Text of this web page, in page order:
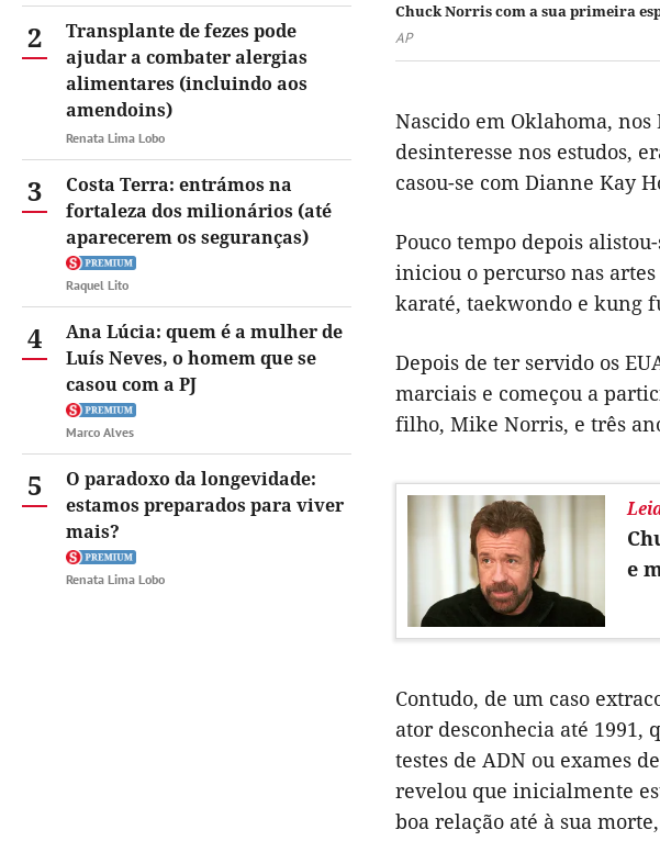
2
Transplante de fezes pode
ajudar a combater alergias
alimentares (incluindo aos
amendoins)
Renata Lima Lobo
3
Costa Terra: entrámos na
fortaleza dos milionários (até
aparecerem os seguranças)
Raquel Lito
4
Ana Lúcia: quem é a mulher de
Luís Neves, o homem que se
casou com a PJ
Marco Alves
5
O paradoxo da longevidade:
estamos preparados para viver
mais?
Renata Lima Lobo
Chuck Norris com a sua primeira
AP
Nascido em Oklahoma, nos
desinteresse nos estudos,
casou-se com Dianne Kay
Pouco tempo depois
iniciou o percurso nas
karaté, taekwondo e kung
Depois de ter servido os
marciais e começou a
filho, Mike Norris, e três
e
Contudo, de um caso
ator desconhecia até 1991,
testes de ADN ou exames
revelou que inicialmente
boa relação até à sua